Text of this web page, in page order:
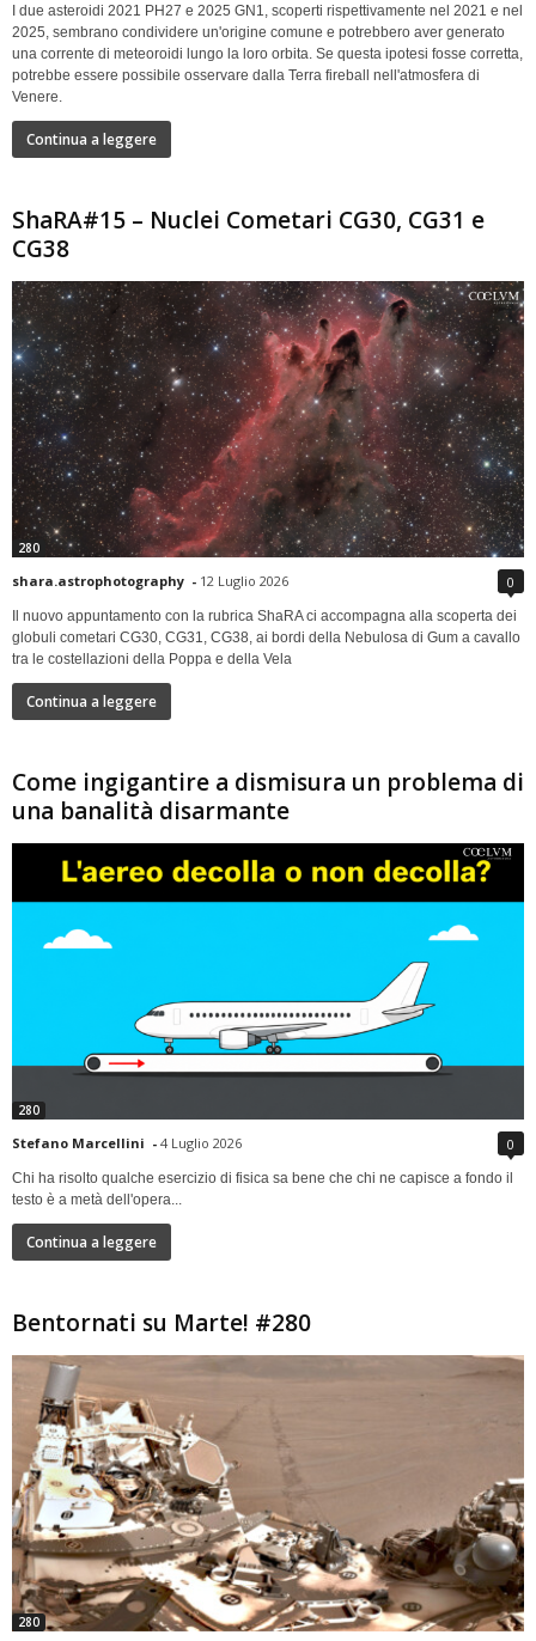
I due asteroidi 2021 PH27 e 2025 GN1, scoperti rispettivamente nel 2021 e nel
2025, sembrano condividere un'origine comune e potrebbero aver generato
una corrente di meteoroidi lungo la loro orbita. Se questa ipotesi fosse corretta,
potrebbe essere possibile osservare dalla Terra fireball nell'atmosfera di
Venere.
Continua a leggere
ShaRA#15 – Nuclei Cometari CG30, CG31 e
CG38
280
shara.astrophotography - 12 Luglio 2026 0
Il nuovo appuntamento con la rubrica ShaRA ci accompagna alla scoperta dei
globuli cometari CG30, CG31, CG38, ai bordi della Nebulosa di Gum a cavallo
tra le costellazioni della Poppa e della Vela
Continua a leggere
Come ingigantire a dismisura un problema di
una banalità disarmante
280
Stefano Marcellini - 4 Luglio 2026 0
Chi ha risolto qualche esercizio di fisica sa bene che chi ne capisce a fondo il
testo è a metà dell'opera...
Continua a leggere
Bentornati su Marte! #280
280